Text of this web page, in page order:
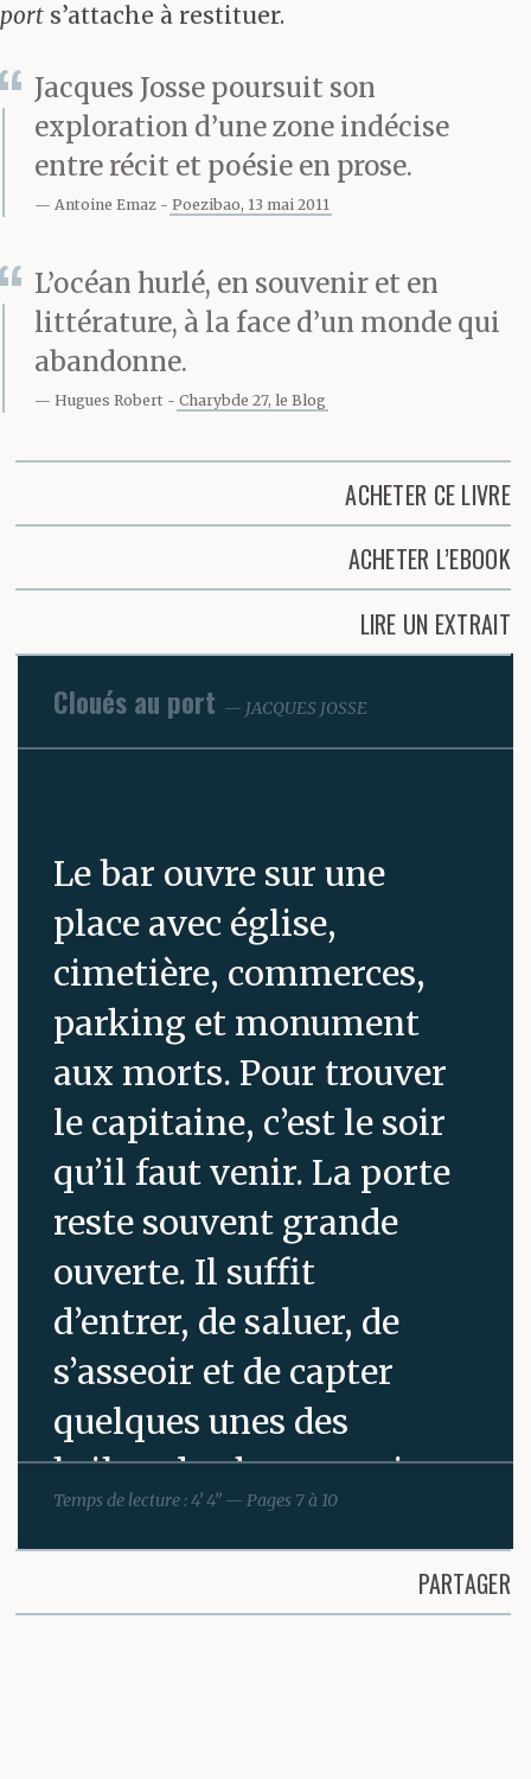
port s’attache à restituer.
Jacques Josse poursuit son
exploration d’une zone indécise
entre récit et poésie en prose.
Antoine Emaz Poezibao, 13 mai 2011
L’océan hurlé, en souvenir et en
littérature, à la face d’un monde qui
abandonne.
Hugues Robert Charybde 27, le Blog
ACHETER CE LIVRE
ACHETER L’EBOOK
LIRE UN EXTRAIT
Cloués au port JACQUES JOSSE
Le bar ouvre sur une
place avec église,
cimetière, commerces,
parking et monument
aux morts. Pour trouver
le capitaine, c’est le soir
qu’il faut venir. La porte
reste souvent grande
ouverte. Il suffit
d’entrer, de saluer, de
s’asseoir et de capter
quelques unes des
bribes de phrases qui
volent au ras du
huit, il se pose,
Temps de lecture : 4’ 4” — Pages 7 à 10
PARTAGER